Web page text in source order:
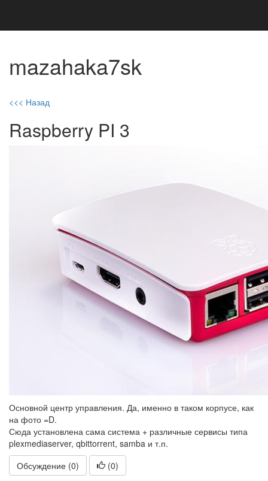
mazahaka7sk
<<< Назад
Raspberry PI 3
Основной центр управления. Да, именно в таком корпусе, как
на фото =D.
Сюда установлена сама система + различные сервисы типа
plexmediaserver, qbittorrent, samba и т.п.
Обсуждение (0)
(0)